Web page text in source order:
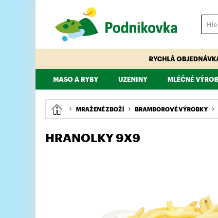
RYCHLÁ
MASO A RYBY
VEPŘOVÉ HOVĚZÍ TELECÍ KUŘECÍ,
UZENINY
PÁRKY, KLOBÁSY, ŠPEKÁČKY
MLÉČNÉ
MAJONÉZY,
MRAŽENÉ ZBOŽÍ BRAMBOROVÉ VÝROBKY
HRANOLKY 9X9